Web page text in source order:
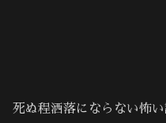
死ぬ程洒落にならない怖